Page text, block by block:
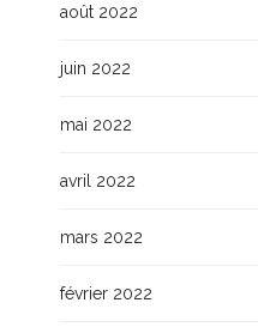
août 2022
juin 2022
mai 2022
avril 2022
mars 2022
février 2022